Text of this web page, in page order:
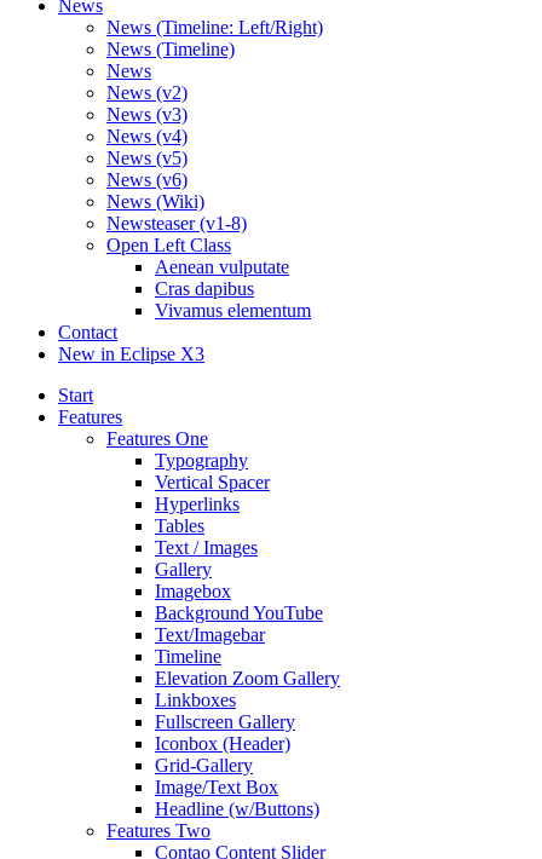
News
News (Timeline: Left/Right)
News (Timeline)
News
News (v2)
News (v3)
News (v4)
News (v5)
News (v6)
News (Wiki)
Newsteaser (v1-8)
Open Left Class
Aenean vulputate
Cras dapibus
Vivamus elementum
Contact
New in Eclipse X3
Start
Features
Features One
Typography
Vertical Spacer
Hyperlinks
Tables
Text / Images
Gallery
Imagebox
Background YouTube
Text/Imagebar
Timeline
Elevation Zoom Gallery
Linkboxes
Fullscreen Gallery
Iconbox (Header)
Grid-Gallery
Image/Text Box
Headline (w/Buttons)
Features Two
Contao Content Slider